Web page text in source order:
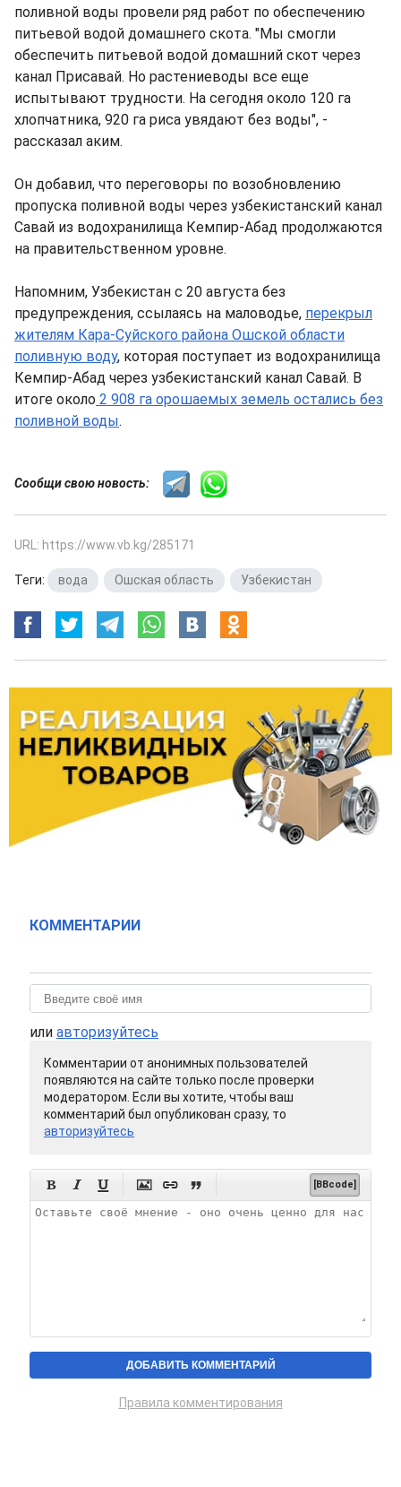
поливной воды провели ряд работ по обеспечению
питьевой водой домашнего скота. "Мы смогли
обеспечить питьевой водой домашний скот через
канал Присавай. Но растениеводы все еще
испытывают трудности. На сегодня около 120 га
хлопчатника, 920 га риса увядают без воды", -
рассказал аким.
Он добавил, что переговоры по возобновлению
пропуска поливной воды через узбекистанский канал
Савай из водохранилища Кемпир-Абад продолжаются
на правительственном уровне.
Напомним, Узбекистан с 20 августа без
предупреждения, ссылаясь на маловодье, перекрыл
жителям Кара-Суйского района Ошской области
поливную воду, которая поступает из водохранилища
Кемпир-Абад через узбекистанский канал Савай. В
итоге около 2 908 га орошаемых земель остались без
поливной воды.
Сообщи свою новость:
URL: https://www.vb.kg/285171
Теги: вода Ошская область Узбекистан
КОММЕНТАРИИ
или авторизуйтесь
Комментарии от анонимных пользователей
появляются на сайте только после проверки
модератором. Если вы хотите, чтобы ваш
комментарий был опубликован сразу, то
авторизуйтесь
      [BBcode]
Правила комментирования